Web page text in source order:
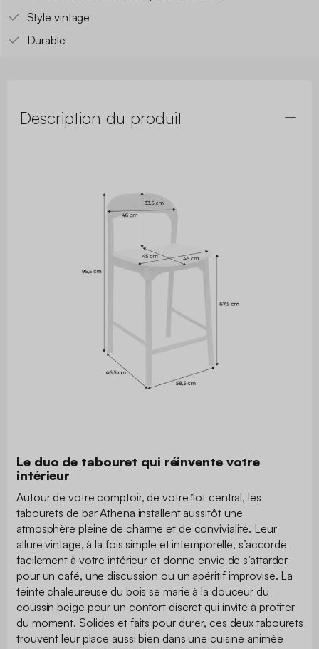
Style vintage
Durable
Description du produit
Le duo de tabouret qui réinvente votre
intérieur
Autour de votre comptoir, de votre îlot central, les
tabourets de bar Athena installent aussitôt une
atmosphère pleine de charme et de convivialité. Leur
allure vintage, à la fois simple et intemporelle, s’accorde
facilement à votre intérieur et donne envie de s’attarder
pour un café, une discussion ou un apéritif improvisé. La
teinte chaleureuse du bois se marie à la douceur du
coussin beige pour un confort discret qui invite à profiter
du moment. Solides et faits pour durer, ces deux tabourets
trouvent leur place aussi bien dans une cuisine animée